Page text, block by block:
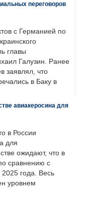
переговоров
с Германией по
главы
Галузин. Ранее
заявлял, что
в Баку в
авиакеросина для
в России
для
ожидают, что в
сравнению с
года. Весь
уровнем